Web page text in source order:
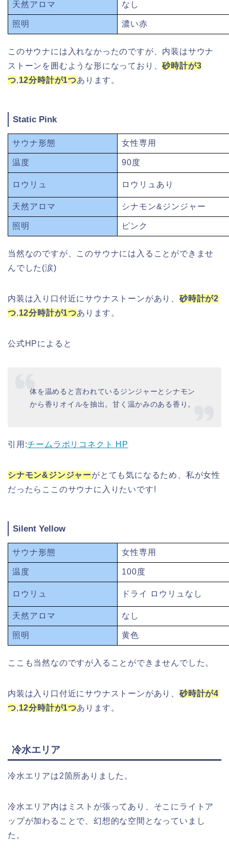
天然アロマ なし
照明 濃い赤
このサウナには入れなかったのですが、内装はサウナ
ストーンを囲むような形になっており、砂時計が3
つ,12分時計が1つあります。
Static Pink
サウナ形態 女性専用
温度 90度
ロウリュ ロウリュあり
天然アロマ シナモン&ジンジャー
照明 ピンク
当然なのですが、このサウナには入ることができませ
んでした(涙)
内装は入り口付近にサウナストーンがあり、 砂時計が2
つ,12分時計が1つあります。
公式HPによると
体を温めると言われているジンジャーとシナモン
から香りオイルを抽出。甘く温かみのある香り。
引用:チームラボリコネクト HP
シナモン&ジンジャーがとても気になるため、私が女性
だったらここのサウナに入りたいです!
Silent Yellow
サウナ形態 女性専用
温度 100度
ロウリュ ドライ ロウリュなし
天然アロマ なし
照明 黄色
ここも当然なのですが入ることができませんでした。
内装は入り口付近にサウナストーンがあり、 砂時計が4
つ,12分時計が1つあります。
冷水エリア
冷水エリアは2箇所ありました。
冷水エリア内はミストが張ってあり、そこにライトア
ップが加わることで、幻想的な空間となっていまし
た。